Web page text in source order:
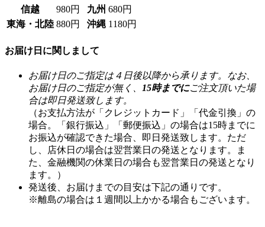
信越
980円 九州 680円
東海・北陸 880円 沖縄 1180円
お届け日に関しまして
お届け日のご指定は４日後以降から承ります。なお、
お届け日のご指定が無く、
15時までにご注文頂いた場
合は即日発送致します。
（お支払方法が「クレジットカード」「代金引換」の
場合。「銀行振込」「郵便振込」の場合は15時までに
お振込が確認できた場合、即日発送致します。ただ
し、店休日の場合は翌営業日の発送となります。ま
た、金融機関の休業日の場合も翌営業日の発送となり
ます。）
発送後、お届けまでの目安は下記の通りです。
※離島の場合は１週間以上かかる場合もございます。